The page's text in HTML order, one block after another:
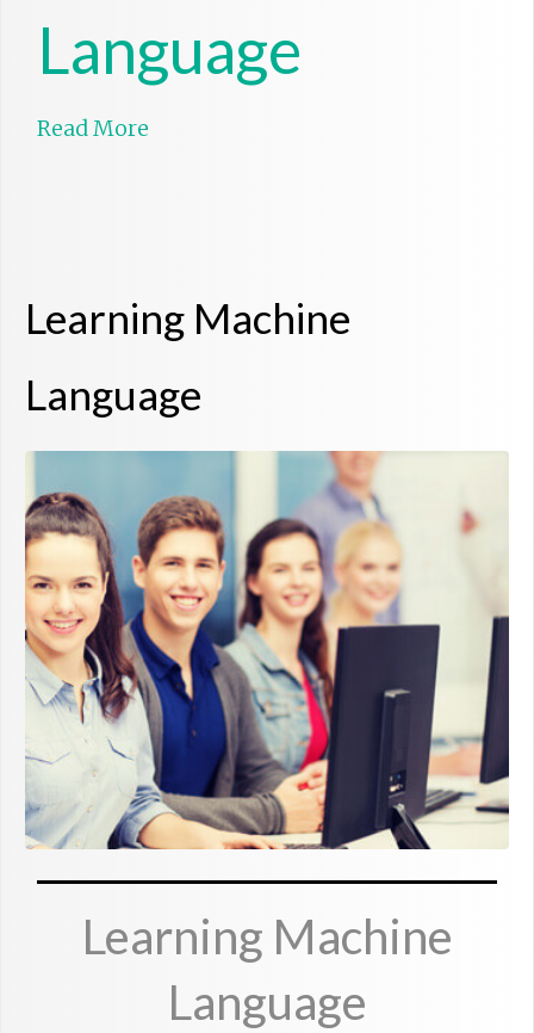
Language
Read More
Learning Machine
Language
Learning Machine
Language